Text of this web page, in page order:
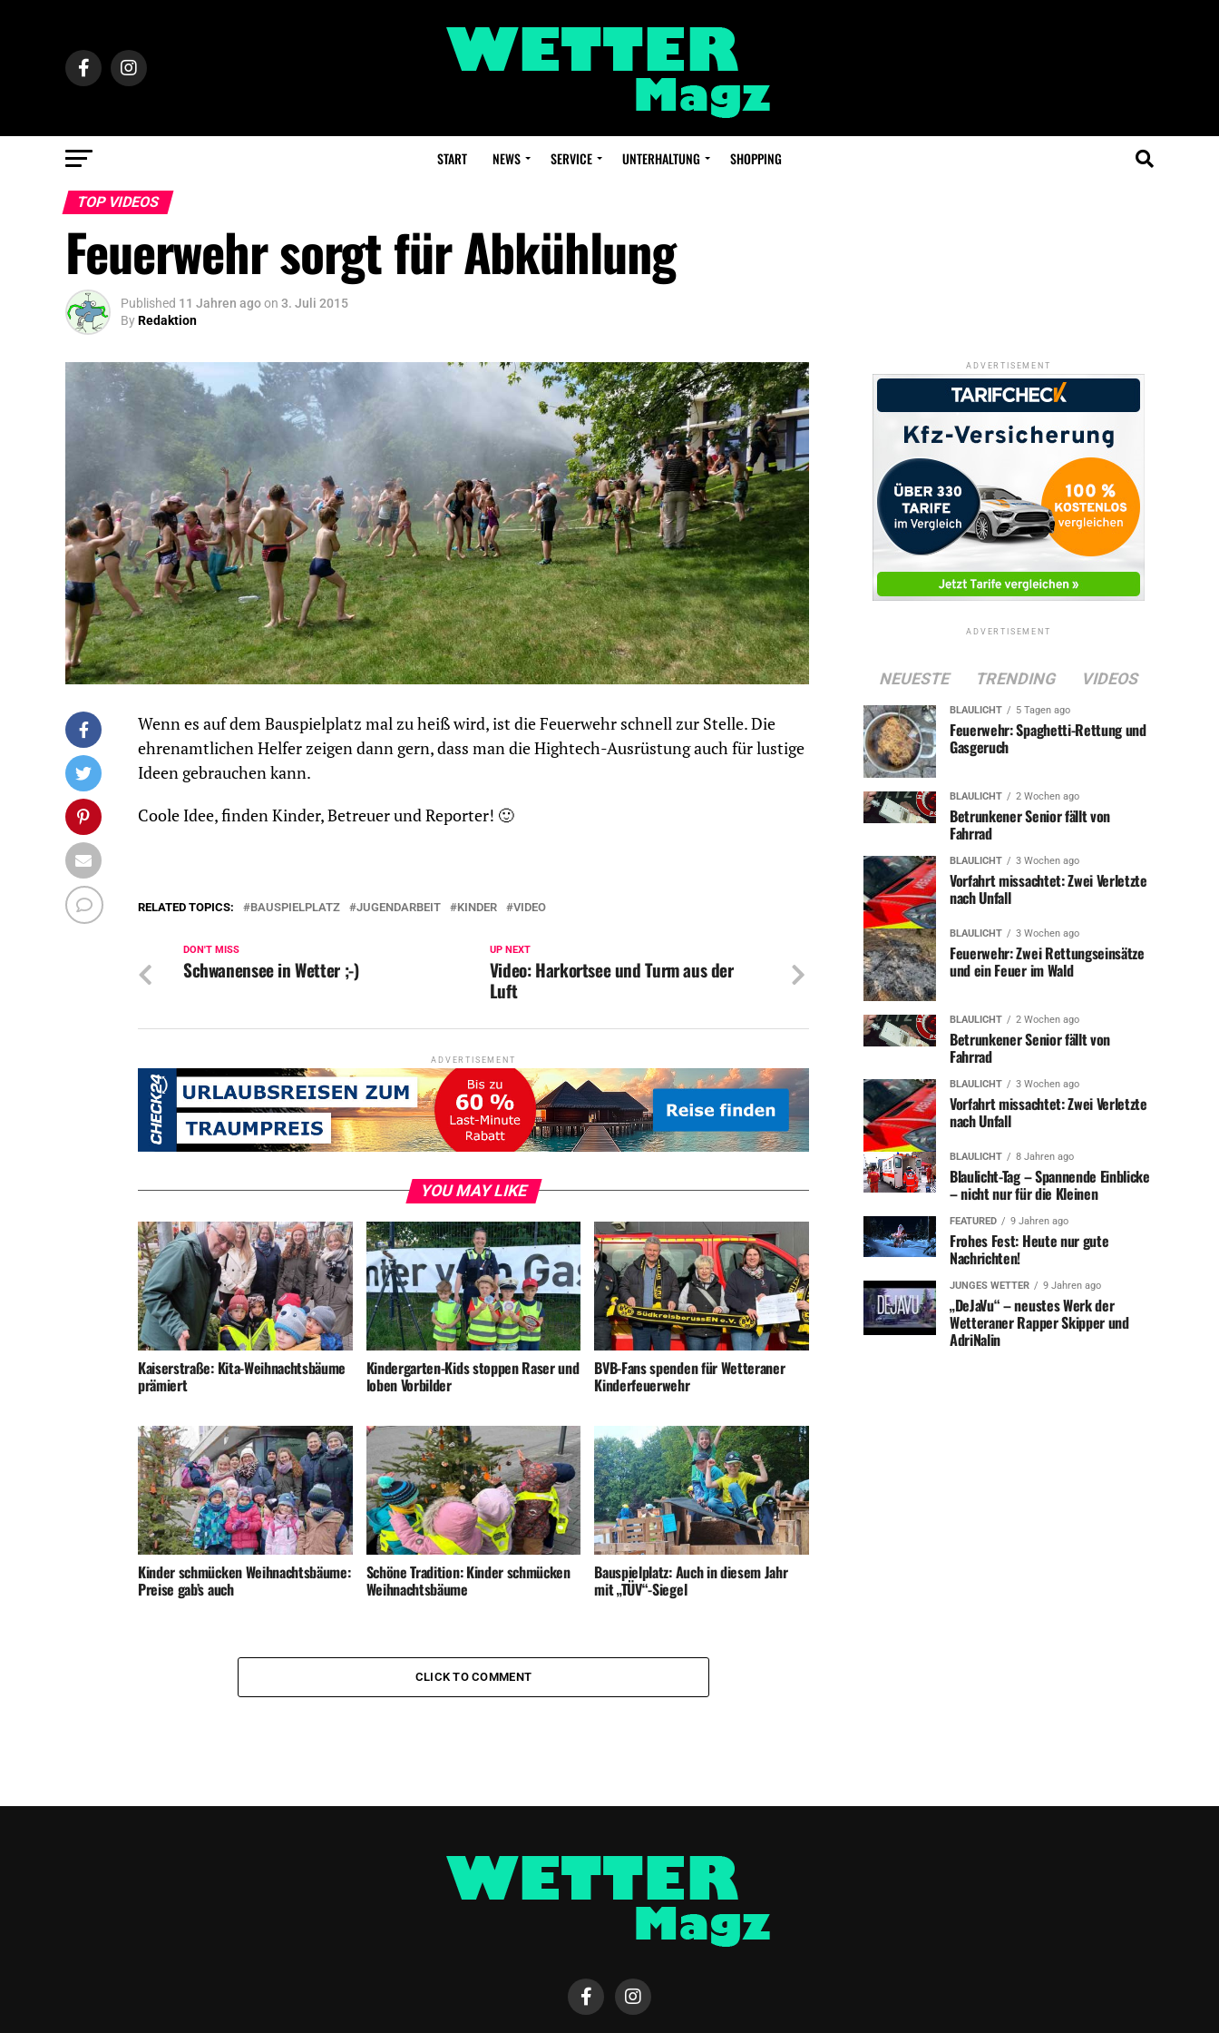
START NEWS SERVICE UNTERHALTUNG SHOPPING
TOP VIDEOS
Feuerwehr sorgt für Abkühlung
Published 11 Jahren agoon 3. Juli 2015
ByRedaktion
Wenn es auf dem Bauspielplatz mal zu heiß wird, ist die Feuerwehr schnell zur Stelle. Die
ehrenamtlichen Helfer zeigen dann gern, dass man die Hightech-Ausrüstung auch für lustige
Ideen gebrauchen kann.
Coole Idee, finden Kinder, Betreuer und Reporter! 🙂
RELATED TOPICS: BAUSPIELPLATZ JUGENDARBEIT KINDER VIDEO
UP NEXT
Video: Harkortsee und Turm aus der
Luft
DON'T MISS
Schwanensee in Wetter ;-)
ADVERTISEMENT
YOU MAY LIKE
Kaiserstraße: Kita-Weihnachtsbäume
prämiert
Kindergarten-Kids stoppen Raser und
loben Vorbilder
BVB-Fans spenden für Wetteraner
Kinderfeuerwehr
Kinder schmücken Weihnachtsbäume:
Preise gab’s auch
Schöne Tradition: Kinder schmücken
Weihnachtsbäume
Bauspielplatz: Auch in diesem Jahr
mit „TÜV“-Siegel
CLICK TO COMMENT
ADVERTISEMENT
ADVERTISEMENT
NEUESTE TRENDING VIDEOS
BLAULICHT 5 Tagen ago
Feuerwehr: Spaghetti-Rettung und
Gasgeruch
BLAULICHT 2 Wochen ago
Betrunkener Senior fällt von
Fahrrad
BLAULICHT 3 Wochen ago
Vorfahrt missachtet: Zwei Verletzte
nach Unfall
BLAULICHT 3 Wochen ago
Feuerwehr: Zwei Rettungseinsätze
und ein Feuer im Wald
BLAULICHT 2 Wochen ago
Betrunkener Senior fällt von
Fahrrad
BLAULICHT 3 Wochen ago
Vorfahrt missachtet: Zwei Verletzte
nach Unfall
BLAULICHT 8 Jahren ago
Blaulicht-Tag – Spannende Einblicke
– nicht nur für die Kleinen
FEATURED 9 Jahren ago
Frohes Fest: Heute nur gute
Nachrichten!
JUNGES WETTER 9 Jahren ago
„DeJaVu“ – neustes Werk der
Wetteraner Rapper Skipper und
AdriNalin